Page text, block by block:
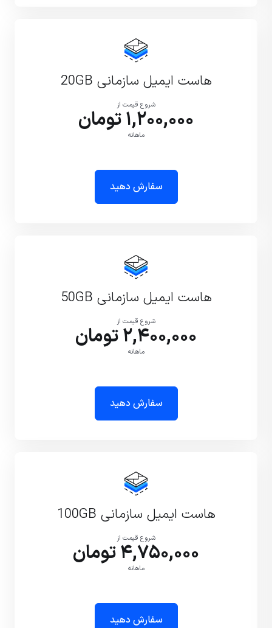
هاست ایمیل سازمانی 20GB
شروع قیمت از
1,200,000 تومان
ماهانه
سفارش دهید
هاست ایمیل سازمانی 50GB
شروع قیمت از
2,400,000 تومان
ماهانه
سفارش دهید
هاست ایمیل سازمانی 100GB
شروع قیمت از
4,750,000 تومان
ماهانه
سفارش دهید